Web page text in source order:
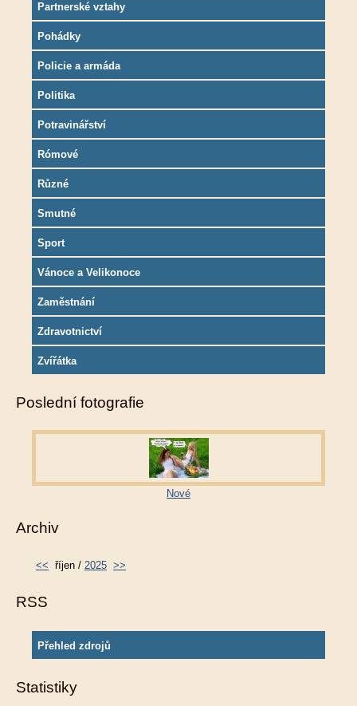
Partnerské vztahy
Pohádky
Policie a armáda
Politika
Potravinářství
Rómové
Různé
Smutné
Sport
Vánoce a Velikonoce
Zaměstnání
Zdravotnictví
Zvířátka
Poslední fotografie
Nové
Archiv
<< říjen / 2025 >>
RSS
Přehled zdrojů
Statistiky